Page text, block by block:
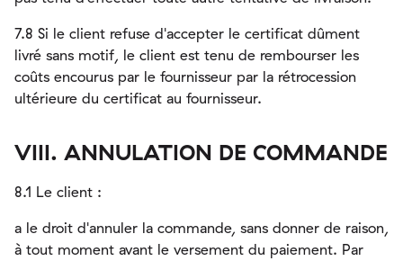
7.8 Si le client refuse d'accepter le certificat dûment
livré sans motif, le client est tenu de rembourser les
coûts encourus par le fournisseur par la rétrocession
ultérieure du certificat au fournisseur.
VIII. ANNULATION DE COMMANDE
8.1 Le client :
a le droit d'annuler la commande, sans donner de raison,
à tout moment avant le versement du paiement. Par